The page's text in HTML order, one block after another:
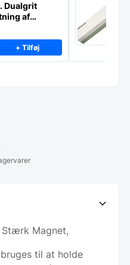
Dualgrit
af
+ Tilføj
Stærk Magnet,
til at holde